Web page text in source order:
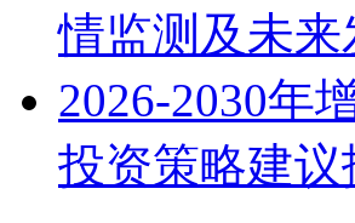
情监测及未
2026-2030年
投资策略建议